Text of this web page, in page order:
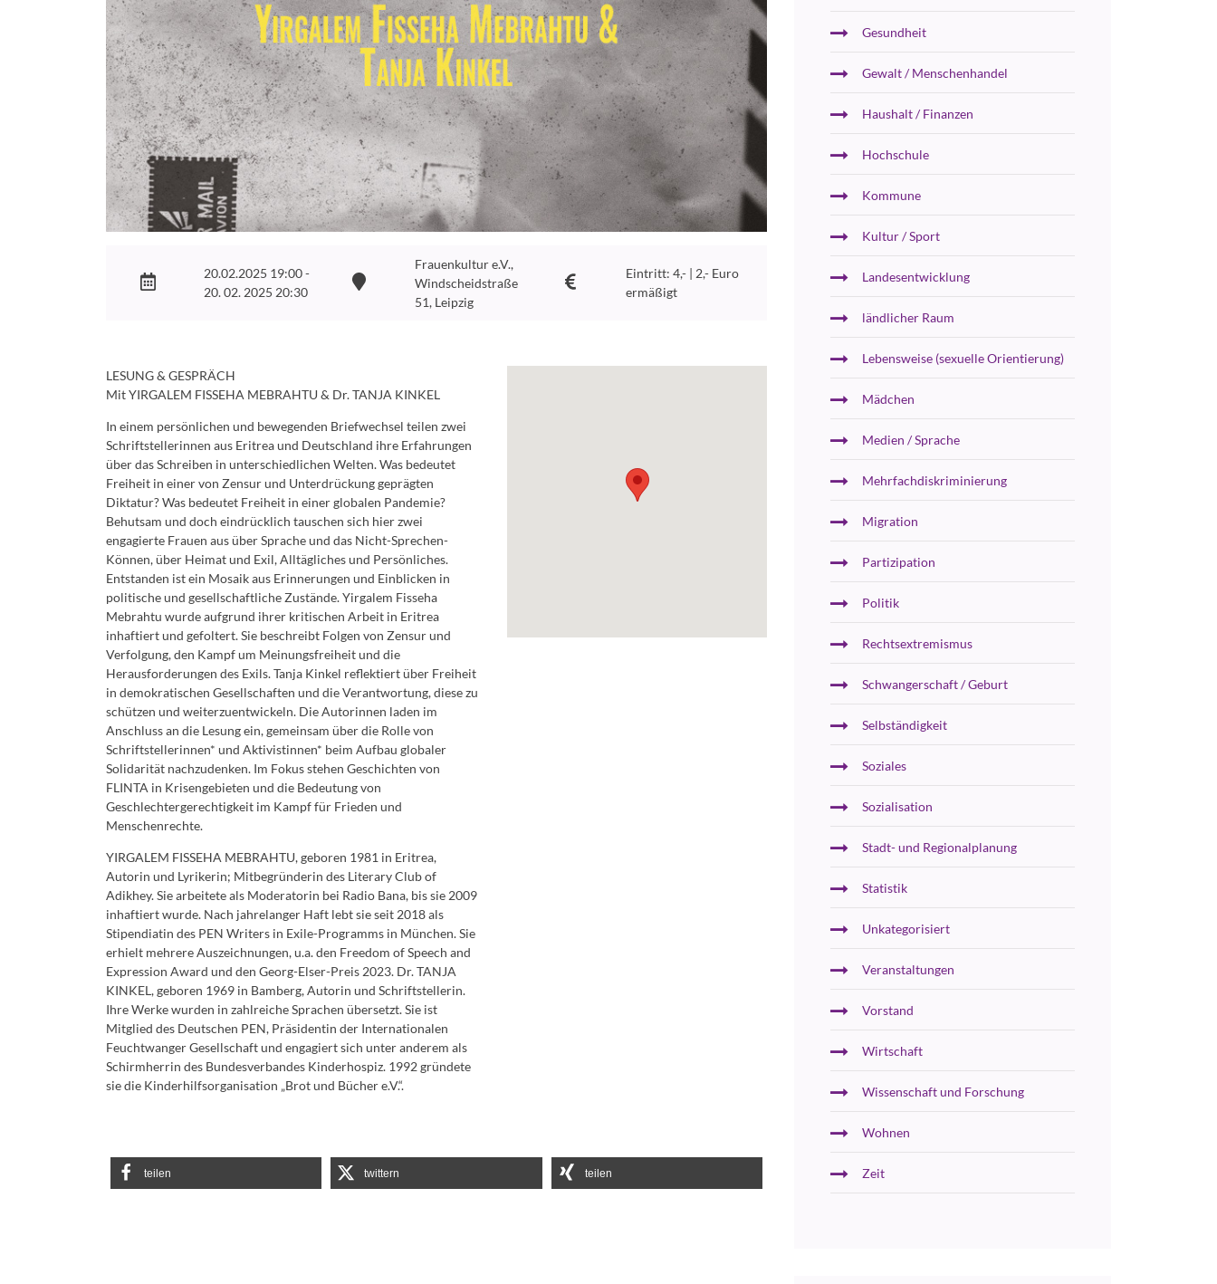
20.02.2025 19:00 -
20. 02. 2025 20:30
Frauenkultur e.V.,
Windscheidstraße
51, Leipzig
Eintritt: 4,- | 2,- Euro
ermäßigt
LESUNG& GESPRÄCH
MitYIRGALEM FISSEHA MEBRAHTU & Dr.TANJA KINKEL
In einem persönlichen und bewegenden Briefwechsel teilen zwei
Schriftstellerinnen aus Eritrea und Deutschland ihre Erfahrungen
über das Schreiben in unterschiedlichen Welten. Was bedeutet
Freiheit in einer von Zensur und Unterdrückung geprägten
Diktatur? Was bedeutet Freiheit in einer globalen Pandemie?
Behutsam und doch eindrücklich tauschen sich hier zwei
engagierte Frauen aus über Sprache und das Nicht-Sprechen-
Können, über Heimat und Exil, Alltägliches und Persönliches.
Entstanden ist ein Mosaik aus Erinnerungen und Einblicken in
politische und gesellschaftliche Zustände. Yirgalem Fisseha
Mebrahtu wurde aufgrund ihrer kritischen Arbeit in Eritrea
inhaftiert und gefoltert. Sie beschreibt Folgen von Zensur und
Verfolgung, den Kampf um Meinungsfreiheit und die
Herausforderungen des Exils. Tanja Kinkel reflektiert über Freiheit
in demokratischen Gesellschaften und die Verantwortung, diese zu
schützen und weiterzuentwickeln. Die Autorinnen laden im
Anschluss an die Lesung ein, gemeinsam über die Rolle von
Schriftstellerinnen* und Aktivistinnen* beim Aufbau globaler
Solidarität nachzudenken. Im Fokus stehen Geschichten von
FLINTA in Krisengebieten und die Bedeutung von
Geschlechtergerechtigkeit im Kampf für Frieden und
Menschenrechte.
YIRGALEM FISSEHA MEBRAHTU, geboren 1981 in Eritrea,
Autorin und Lyrikerin; Mitbegründerin des Literary Club of
Adikhey. Sie arbeitete als Moderatorin bei Radio Bana, bis sie 2009
inhaftiert wurde. Nach jahrelanger Haft lebt sie seit 2018 als
Stipendiatin des PEN Writers in Exile-Programms in München. Sie
erhielt mehrere Auszeichnungen, u.a. den Freedom of Speech and
Expression Award und den Georg-Elser-Preis 2023. Dr.TANJA
KINKEL, geboren 1969 in Bamberg, Autorin und Schriftstellerin.
Ihre Werke wurden in zahlreiche Sprachen übersetzt. Sie ist
Mitglied des Deutschen PEN, Präsidentin der Internationalen
Feuchtwanger Gesellschaft und engagiert sich unter anderem als
Schirmherrin des Bundesverbandes Kinderhospiz. 1992 gründete
sie die Kinderhilfsorganisation „Brot und Bücher e.V.“.
teilen twittern teilen
Gesundheit
Gewalt / Menschenhandel
Haushalt / Finanzen
Hochschule
Kommune
Kultur / Sport
Landesentwicklung
ländlicher Raum
Lebensweise (sexuelle Orientierung)
Mädchen
Medien / Sprache
Mehrfachdiskriminierung
Migration
Partizipation
Politik
Rechtsextremismus
Schwangerschaft / Geburt
Selbständigkeit
Soziales
Sozialisation
Stadt- und Regionalplanung
Statistik
Unkategorisiert
Veranstaltungen
Vorstand
Wirtschaft
Wissenschaft und Forschung
Wohnen
Zeit